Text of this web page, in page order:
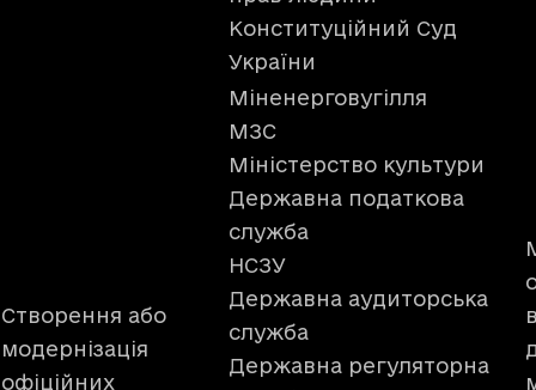
Конституційний Суд
України
Створення або
модернізація
офіційних
Міненерговугілля
МЗС
Міністерство культури
Державна податкова
служба
НСЗУ
Державна аудиторська
служба
Державна регуляторна